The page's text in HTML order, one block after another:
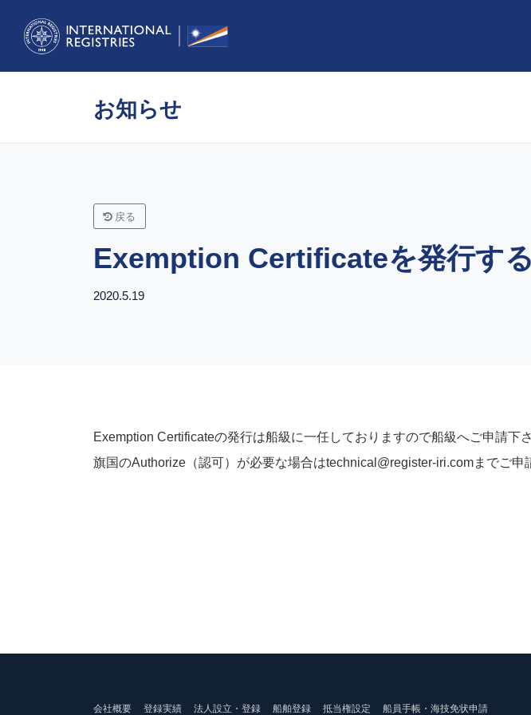
お知らせ
戻る
Exemption Certificateを発行す
2020.5.19
Exemption Certificateの発行は船級に一任しておりますので船級へご申請下さ
旗国のAuthorize（認可）が必要な場合はtechnical@register-iri.comまでご申
会社概要 登録実績 法人設立・登録 船舶登録 抵当権設定 船員手帳・海技免状申請